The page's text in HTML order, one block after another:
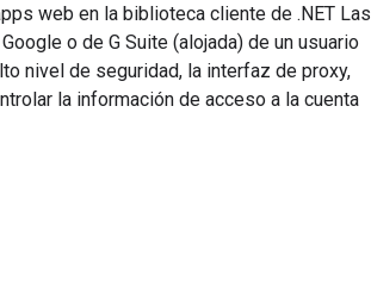
web en la biblioteca cliente de .NET Las
o de G Suite (alojada) de un usuario
nivel de seguridad, la interfaz de proxy,
la información de acceso a la cuenta